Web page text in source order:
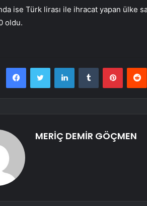
ise Türk lirası ile ihracat yapan ülke
oldu.
FacebookTwitter LinkedInTumblr Pinterest
MERİÇ DEMİR GÖÇMEN